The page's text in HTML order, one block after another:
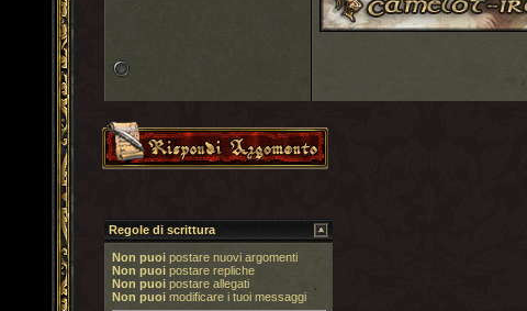
Regole di scrittura
Non puoipostare nuovi argomenti
Non puoipostare repliche
Non puoipostare allegati
Non puoimodificare i tuoi messaggi